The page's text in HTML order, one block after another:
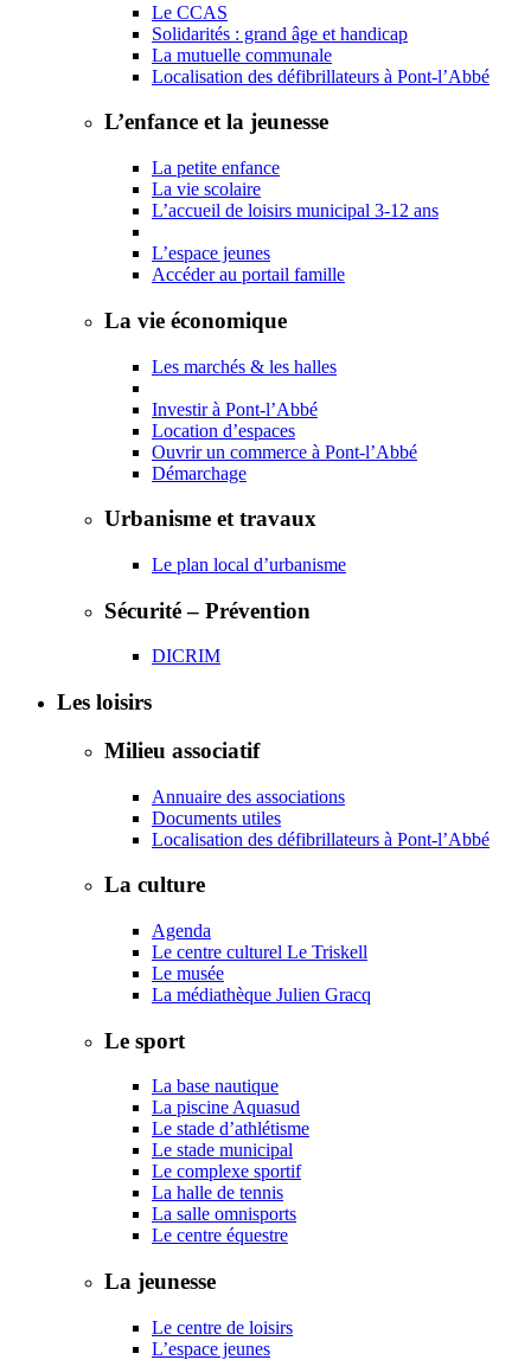
Le CCAS
Solidarités : grand âge et handicap
La mutuelle communale
Localisation des défibrillateurs à Pont-l’Abbé
L’enfance et la jeunesse
La petite enfance
La vie scolaire
L’accueil de loisirs municipal 3-12 ans
L’espace jeunes
Accéder au portail famille
La vie économique
Les marchés & les halles
Investir à Pont-l’Abbé
Location d’espaces
Ouvrir un commerce à Pont-l’Abbé
Démarchage
Urbanisme et travaux
Le plan local d’urbanisme
Sécurité – Prévention
DICRIM
Les loisirs
Milieu associatif
Annuaire des associations
Documents utiles
Localisation des défibrillateurs à Pont-l’Abbé
La culture
Agenda
Le centre culturel Le Triskell
Le musée
La médiathèque Julien Gracq
Le sport
La base nautique
La piscine Aquasud
Le stade d’athlétisme
Le stade municipal
Le complexe sportif
La halle de tennis
La salle omnisports
Le centre équestre
La jeunesse
Le centre de loisirs
L’espace jeunes